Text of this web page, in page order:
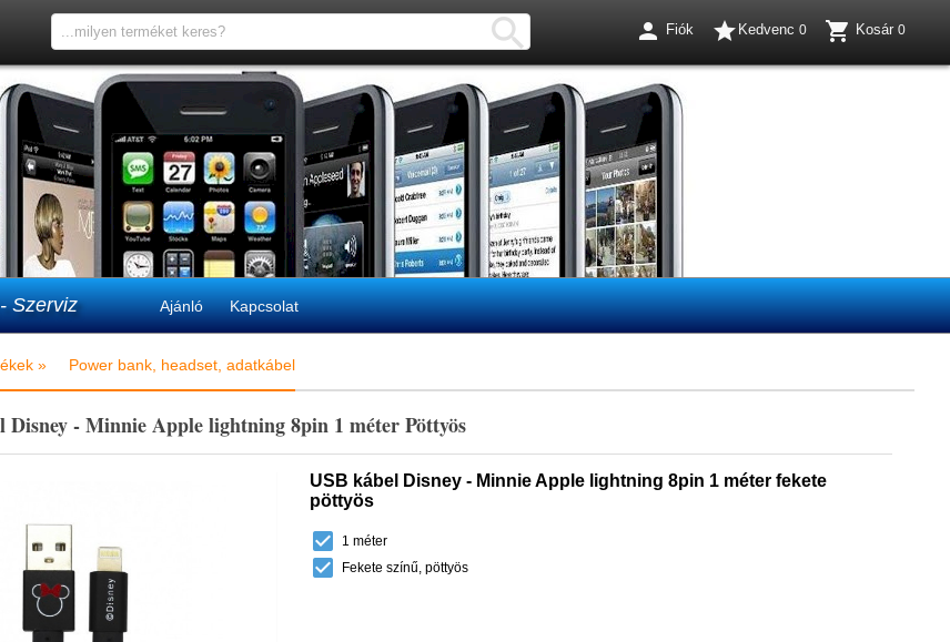
Szerviz Ajánló Kapcsolat
  Fiók  Kedvenc 0  Kosár 0
» Power bank, headset, adatkábel
Disney - Minnie Apple lightning 8pin 1 méter Pöttyös
USB kábel Disney - Minnie Apple lightning 8pin 1 méter fekete
pöttyös
 1 méter
 Fekete színű, pöttyös